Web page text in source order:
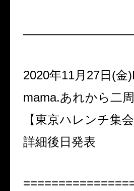
2020年11月27日(金
mama.あれから二
【東京ハレンチ集会
詳細後日発表